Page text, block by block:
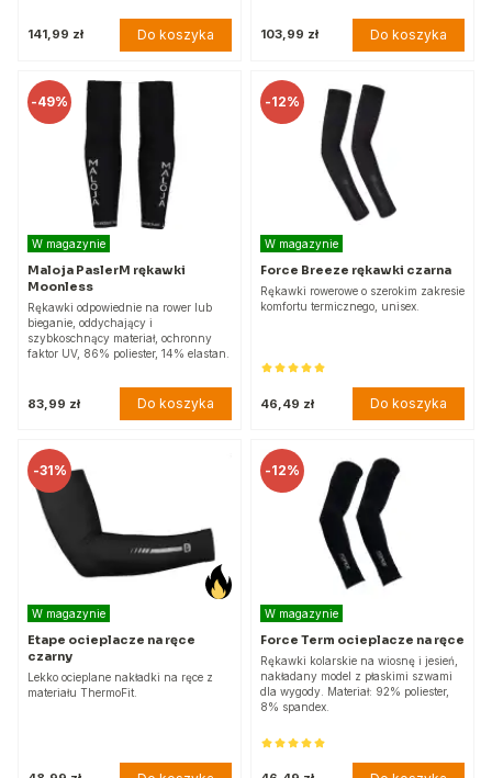
141,99 zł Do koszyka 103,99 zł Do koszyka
-49%
W magazynie
Maloja PaslerM rękawki
Moonless
Rękawki odpowiednie na rower lub
bieganie, oddychający i
szybkoschnący materiał, ochronny
faktor UV, 86% poliester, 14% elastan.
83,99 zł Do koszyka
-12%
W magazynie
Force Breeze rękawki czarna
Rękawki rowerowe o szerokim zakresie
komfortu termicznego, unisex.
46,49 zł Do koszyka
-31%
W magazynie
Etape ocieplacze na ręce
czarny
Lekko ocieplane nakładki na ręce z
materiału ThermoFit.
-12%
W magazynie
Force Term ocieplacze na ręce
Rękawki kolarskie na wiosnę i jesień,
nakładany model z płaskimi szwami
dla wygody. Materiał: 92% poliester,
8% spandex.